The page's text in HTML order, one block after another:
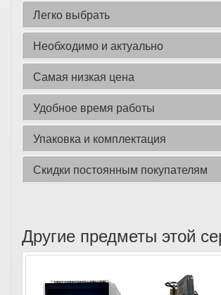
Легко выбрать
Необходимо и актуально
Самая низкая цена
Удобное время работы
Упаковка и комплектация
Скидки постоянным покупателям
Другие предметы этой